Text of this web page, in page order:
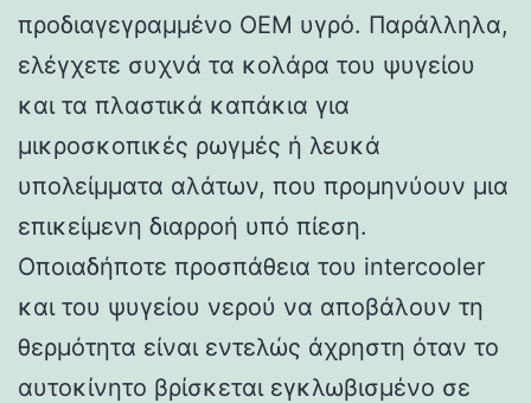
προδιαγεγραμμένο OEM υγρό. Παράλληλα,
ελέγχετε συχνά τα κολάρα του ψυγείου
και τα πλαστικά καπάκια για
μικροσκοπικές ρωγμές ή λευκά
υπολείμματα αλάτων, που προμηνύουν μια
επικείμενη διαρροή υπό πίεση.
Οποιαδήποτε προσπάθεια του intercooler
και του ψυγείου νερού να αποβάλουν τη
θερμότητα είναι εντελώς άχρηστη όταν το
αυτοκίνητο βρίσκεται εγκλωβισμένο σε